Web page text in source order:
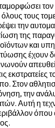
τους
την
της
και
έχουν
εκστρατείες
Στον
την
Αυτή η
όπου